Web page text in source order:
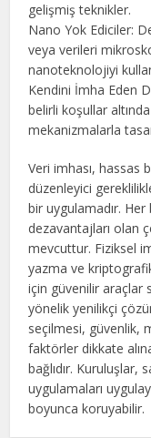
gelişmiş teknikler.
Nano Yok Ediciler:
veya verileri
nanoteknolojiyi
Kendini İmha Eden
belirli koşullar
mekanizmalarla
Veri imhası, hassas
düzenleyici
bir uygulamadır.
dezavantajları olan
mevcuttur. Fiziksel
yazma ve
için güvenilir araçlar
yönelik yenilikçi
seçilmesi, güvenlik,
faktörler dikkate
bağlıdır. Kuruluşlar,
uygulamaları
boyunca koruyabilir.